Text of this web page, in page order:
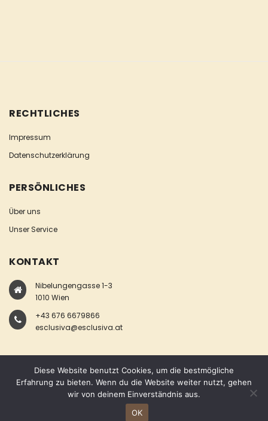
RECHTLICHES
Impressum
Datenschutzerklärung
PERSÖNLICHES
Über uns
Unser Service
KONTAKT
Nibelungengasse 1-3
1010 Wien
+43 676 6679866
esclusiva@esclusiva.at
COPYRIGHT © ESCLUSIVA
Diese Website benutzt Cookies, um die bestmögliche
Erfahrung zu bieten. Wenn du die Website weiter nutzt, gehen
wir von deinem Einverständnis aus.
OK